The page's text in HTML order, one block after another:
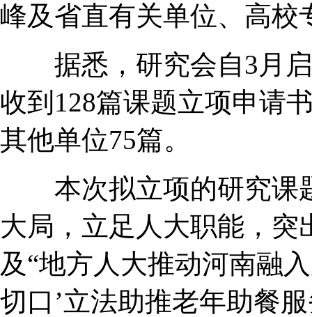
峰及省直有关单位、高校
据悉，研究会自3月启
收到128篇课题立项申请
其他单位75篇。
本次拟立项的研究课
大局，立足人大职能，
及“地方人大推动河南融
切口’立法助推老年助餐